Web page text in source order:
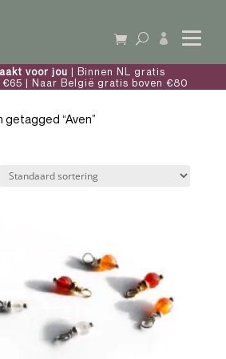

voor jou | Binnen NL gratis
| Naar België gratis boven €80
“Aven”